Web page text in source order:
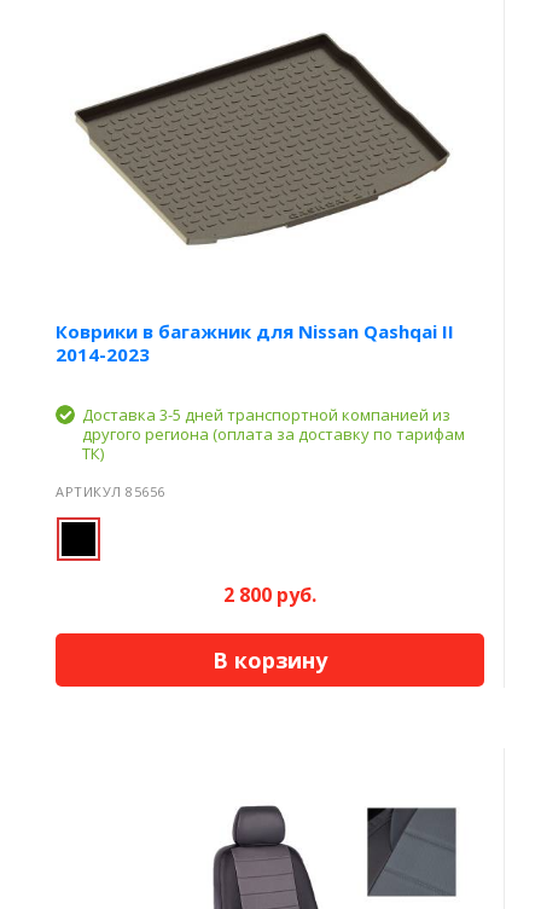
Коврики в багажник для Nissan Qashqai II
2014-2023
Доставка 3-5 дней транспортной компанией из
другого региона (оплата за доставку по тарифам
ТК)
АРТИКУЛ 85656
2 800 руб.
В корзину